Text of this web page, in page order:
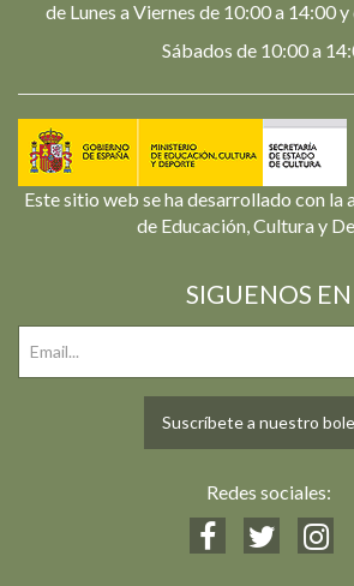
de Lunes a Viernes de 10:00 a 14:00
Sábados de 10:00 a
Este sitio web se ha desarrollado con la
de Educación, Cultura y
SIGUENOS EN
Suscríbete a nuestro
Redes sociales: